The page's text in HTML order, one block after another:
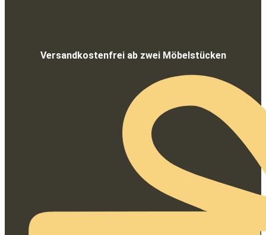
Versandkostenfrei ab zwei Möbelstücken